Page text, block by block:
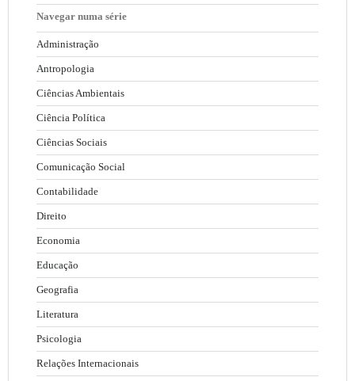
Navegar numa série
Administração
Antropologia
Ciências Ambientais
Ciência Política
Ciências Sociais
Comunicação Social
Contabilidade
Direito
Economia
Educação
Geografia
Literatura
Psicologia
Relações Internacionais